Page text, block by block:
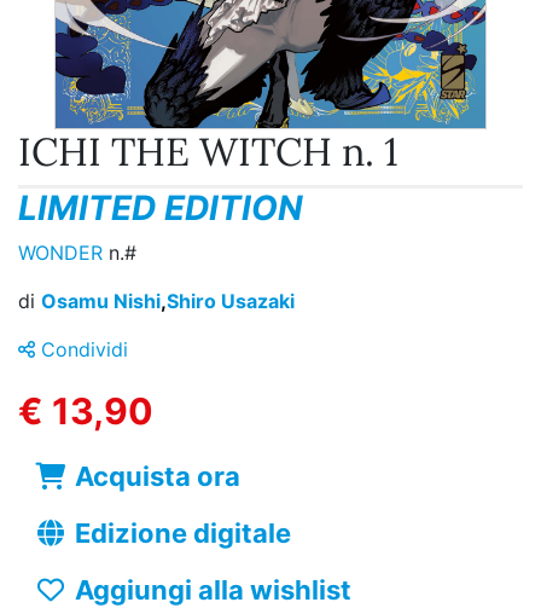
ICHI THE WITCH n. 1
LIMITED EDITION
WONDER n.#
di Osamu Nishi,Shiro Usazaki
Condividi
€ 13,90
Acquista ora
Edizione digitale
Aggiungi alla wishlist